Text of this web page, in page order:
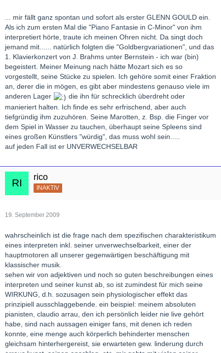
... mir fällt ganz spontan und sofort als erster GLENN GOULD ein.
Als ich zum ersten Mal die "Piano Fantasie in C-Minor" von ihm
interpretiert hörte, traute ich meinen Ohren nicht. Da singt doch
jemand mit...... natürlich folgten die "Goldbergvariationen", und das
1. Klavierkonzert von J. Brahms unter Bernstein - ich war (bin)
begeistert. Meiner Meinung nach hätte Mozart sich es so
vorgestellt, seine Stücke zu spielen. Ich gehöre somit einer Fraktion
an, derer die in mögen, es gibt aber mindestens genauso viele im
anderen Lager
die ihn für schrecklich überdreht oder
manieriert halten. Ich finde es sehr erfrischend, aber auch
tiefgründig ihm zuzuhören. Seine Marotten, z. Bsp. die Finger vor
dem Spiel in Wasser zu tauchen, überhaupt seine Spleens sind
eines großen Künstlers "würdig", das muss wohl sein.....
auf jeden Fall ist er UNVERWECHSELBAR
rico
INAKTIV
19. September 2009
wahrscheinlich ist die frage nach dem spezifischen charakteristikum
eines interpreten inkl. seiner unverwechselbarkeit, einer der
hauptmotoren all unserer gegenwärtigen beschäftigung mit
klassischer musik.
sehen wir von adjektiven und noch so guten beschreibungen eines
interpreten und seiner kunst ab, so ist zumindest für mich seine
WIRKUNG, d.h. sozusagen sein physiologischer effekt das
prinzipiell ausschlaggebende. ein beispiel: meinem absoluten
pianisten, claudio arrau, den ich persönlich leider nie live gehört
habe, sind nach aussagen einiger fans, mit denen ich reden
konnte, eine menge auch körperlich behinderter menschen
gleichsam hinterhergereist, sie erwarteten gew. linderung durch